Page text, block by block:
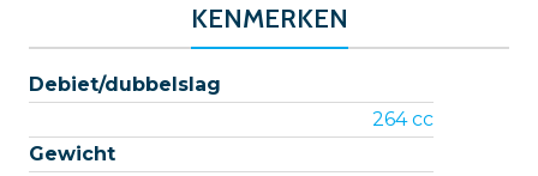
KENMERKEN
Debiet/dubbelslag
264 cc
Gewicht